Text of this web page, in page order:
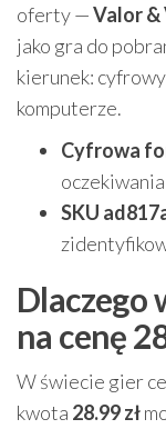
oferty —Valor &
jako gra do
kierunek:
komputerze.
Cyfrowa
SKU
Dlaczego
na cenę
W świecie gier
kwota 28.99 zł